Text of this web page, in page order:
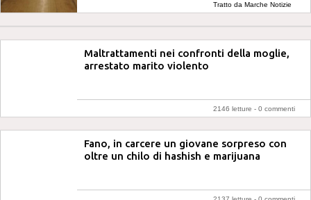
Tratto da Marche Notizie
Maltrattamenti nei confronti della moglie,
arrestato marito violento
2146 letture - 0 commenti
Fano, in carcere un giovane sorpreso con
oltre un chilo di hashish e marijuana